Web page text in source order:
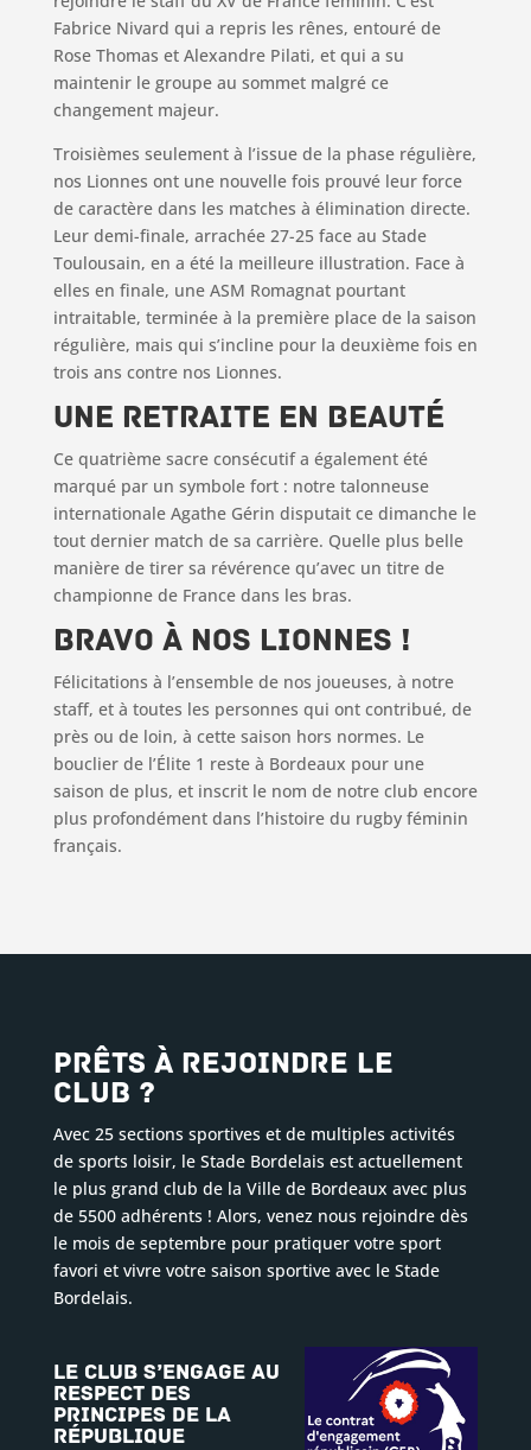
Fabrice Nivard qui a repris les rênes, entouré de
Rose Thomas et Alexandre Pilati, et qui a su
maintenir le groupe au sommet malgré ce
changement majeur.
Troisièmes seulement à l’issue de la phase régulière,
nos Lionnes ont une nouvelle fois prouvé leur force
de caractère dans les matches à élimination directe.
Leur demi-finale, arrachée 27-25 face au Stade
Toulousain, en a été la meilleure illustration. Face à
elles en finale, une ASM Romagnat pourtant
intraitable, terminée à la première place de la saison
régulière, mais qui s’incline pour la deuxième fois en
trois ans contre nos Lionnes.
Une retraite en beauté
Ce quatrième sacre consécutif a également été
marqué par un symbole fort : notre talonneuse
internationale Agathe Gérin disputait ce dimanche le
tout dernier match de sa carrière. Quelle plus belle
manière de tirer sa révérence qu’avec un titre de
championne de France dans les bras.
Bravo à nos Lionnes !
Félicitations à l’ensemble de nos joueuses, à notre
staff, et à toutes les personnes qui ont contribué, de
près ou de loin, à cette saison hors normes. Le
bouclier de l’Élite 1 reste à Bordeaux pour une
saison de plus, et inscrit le nom de notre club encore
plus profondément dans l’histoire du rugby féminin
français.
Prêts à rejoindre le
club ?
Avec 25 sections sportives et de multiples activités
de sports loisir, le Stade Bordelais est actuellement
le plus grand club de la Ville de Bordeaux avec plus
de 5500 adhérents ! Alors, venez nous rejoindre dès
le mois de septembre pour pratiquer votre sport
favori et vivre votre saison sportive avec le Stade
Bordelais.
Le club s’engage au
respect des
principes de la
République